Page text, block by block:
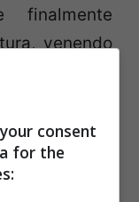
finalmente
venendo
Cappella
La Donna
a seguirci
anche in
contro di
consent
for the